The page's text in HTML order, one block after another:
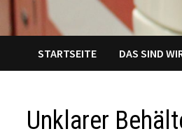
STARTSEITE DAS SIND
Unklarer